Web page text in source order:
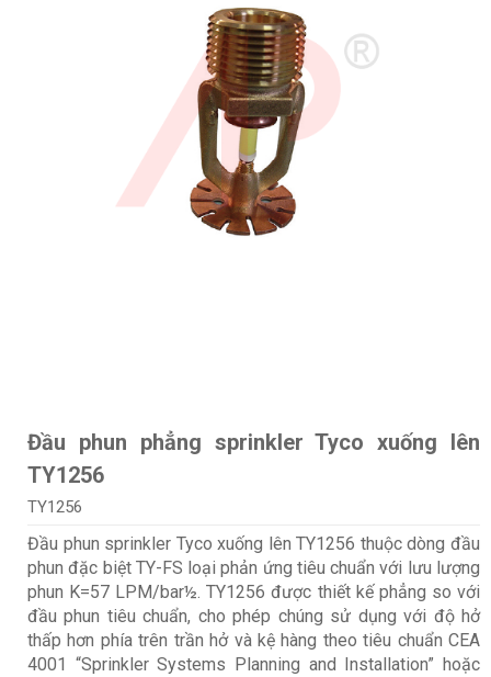
Đầu phun phẳng sprinkler Tyco xuống lên
TY1256
TY1256
Đầu phun sprinkler Tyco xuống lên TY1256 thuộc dòng đầu
phun đặc biệt TY-FS loại phản ứng tiêu chuẩn với lưu lượng
phun K=57 LPM/bar½. TY1256 được thiết kế phẳng so với
đầu phun tiêu chuẩn, cho phép chúng sử dụng với độ hở
thấp hơn phía trên trần hở và kệ hàng theo tiêu chuẩn CEA
4001 “Sprinkler Systems Planning and Installation” hoặc